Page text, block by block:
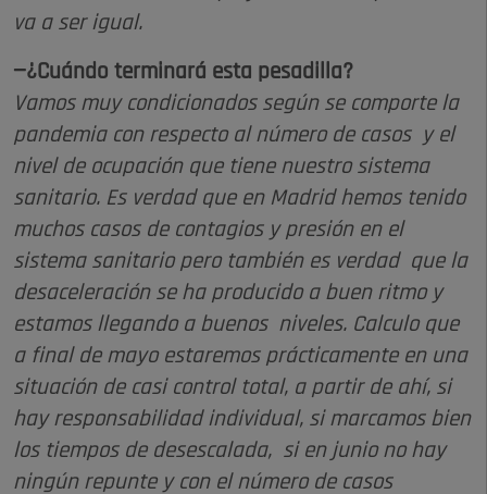
va a ser igual.
—¿Cuándo terminará esta pesadilla?
Vamos muy condicionados según se comporte la
pandemia con respecto al número de casos y el
nivel de ocupación que tiene nuestro sistema
sanitario. Es verdad que en Madrid hemos tenido
muchos casos de contagios y presión en el
sistema sanitario pero también es verdad que la
desaceleración se ha producido a buen ritmo y
estamos llegando a buenos niveles. Calculo que
a final de mayo estaremos prácticamente en una
situación de casi control total, a partir de ahí, si
hay responsabilidad individual, si marcamos bien
los tiempos de desescalada, si en junio no hay
ningún repunte y con el número de casos